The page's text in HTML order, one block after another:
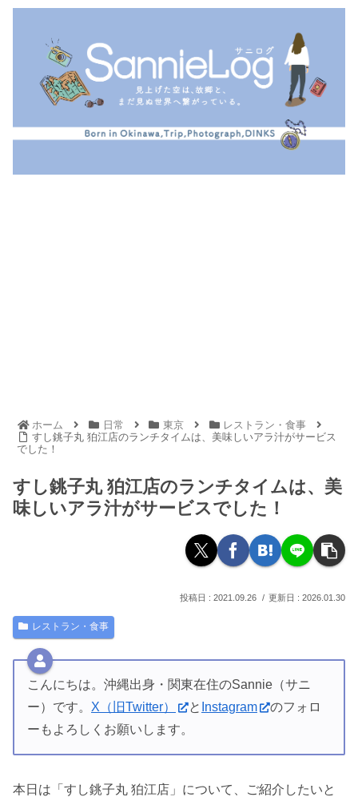
ホーム 日常 東京
レストラン・食事
すし銚子丸 狛江店のランチタイムは、美味しいアラ汁がサービス
でした！
すし銚子丸 狛江店のランチタイムは、美
味しいアラ汁がサービスでした！
2021.09.26 2026.01.30
レストラン・食事
こんにちは。沖縄出身・関東在住のSannie（サニ
ー）です。 X（旧Twitter） と Instagram
のフォロ
ーもよろしくお願いします。
本日は「すし銚子丸 狛江店」について、ご紹介したいと